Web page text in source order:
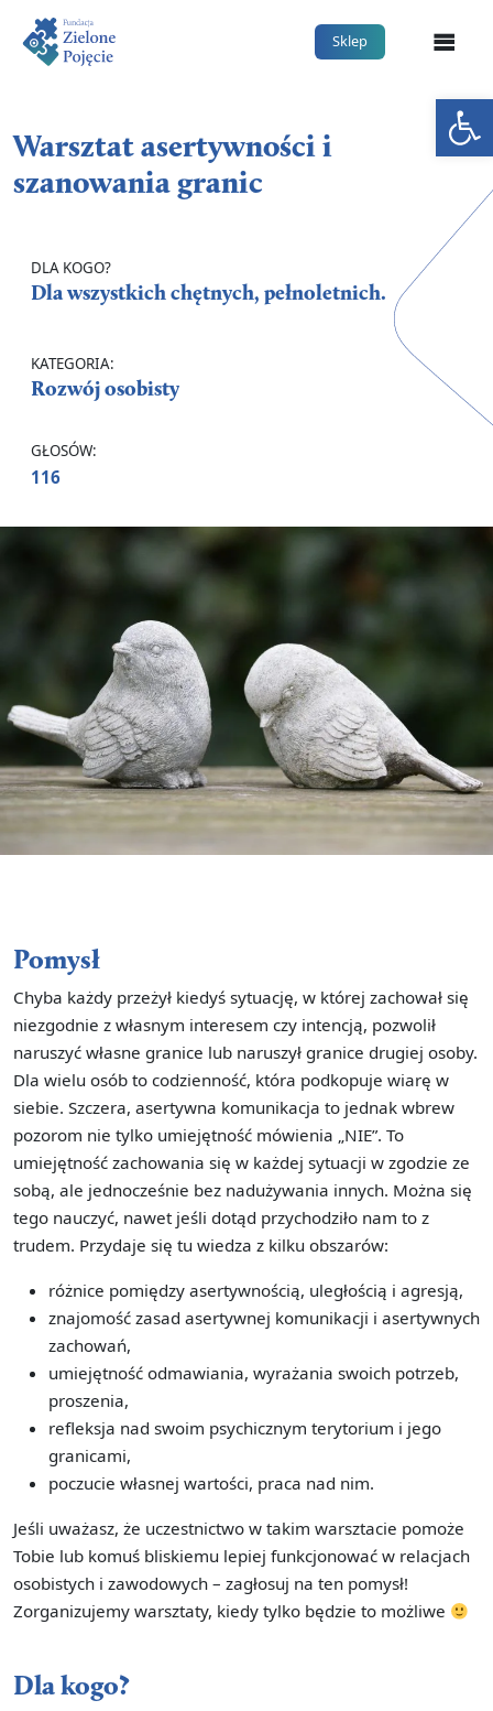
Sklep
Warsztat asertywności i
szanowania granic
DLA KOGO?
Dla wszystkich chętnych, pełnoletnich.
KATEGORIA:
Rozwój osobisty
GŁOSÓW:
116
Pomysł
Chyba każdy przeżył kiedyś sytuację, w której zachował się
niezgodnie z własnym interesem czy intencją, pozwolił
naruszyć własne granice lub naruszył granice drugiej osoby.
Dla wielu osób to codzienność, która podkopuje wiarę w
siebie. Szczera, asertywna komunikacja to jednak wbrew
pozorom nie tylko umiejętność mówienia „NIE”. To
umiejętność zachowania się w każdej sytuacji w zgodzie ze
sobą, ale jednocześnie bez nadużywania innych. Można się
tego nauczyć, nawet jeśli dotąd przychodziło nam to z
trudem. Przydaje się tu wiedza z kilku obszarów:
różnice pomiędzy asertywnością, uległością i agresją,
znajomość zasad asertywnej komunikacji i asertywnych
zachowań,
umiejętność odmawiania, wyrażania swoich potrzeb,
proszenia,
refleksja nad swoim psychicznym terytorium i jego
granicami,
poczucie własnej wartości, praca nad nim.
Jeśli uważasz, że uczestnictwo w takim warsztacie pomoże
Tobie lub komuś bliskiemu lepiej funkcjonować w relacjach
osobistych i zawodowych – zagłosuj na ten pomysł!
Zorganizujemy warsztaty, kiedy tylko będzie to możliwe
Dla kogo?